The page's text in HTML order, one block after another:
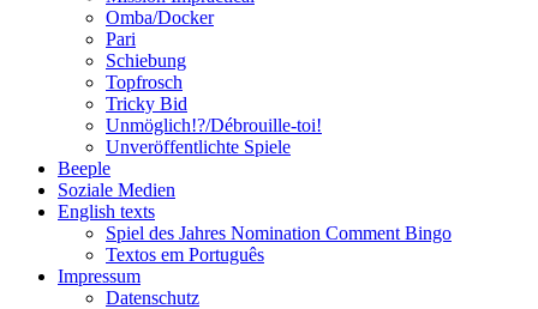
Omba/Docker
Pari
Schiebung
Topfrosch
Tricky Bid
Unmöglich!?/Débrouille-toi!
Unveröffentlichte Spiele
Beeple
Soziale Medien
English texts
Spiel des Jahres Nomination Comment Bingo
Textos em Português
Impressum
Datenschutz